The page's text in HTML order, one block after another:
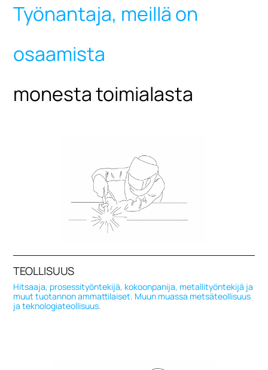
Työnantaja, meillä on
osaamista
monesta toimialasta
TEOLLISUUS
Hitsaaja, prosessityöntekijä, kokoonpanija, metallityöntekijä ja
muut tuotannon ammattilaiset. Muun muassa metsäteollisuus
ja teknologiateollisuus.